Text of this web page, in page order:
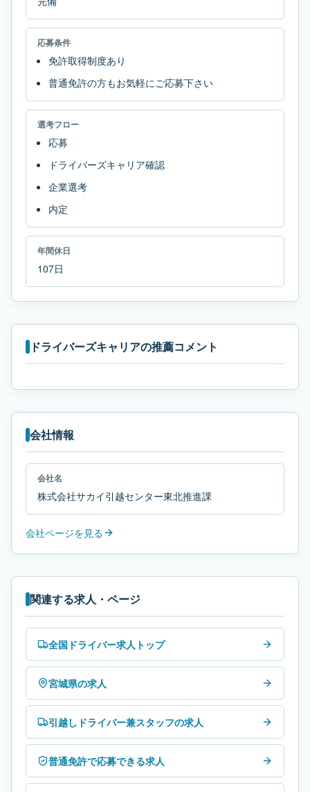
応募条件
免許取得制度あり
普通免許の方もお気軽にご応募下さい
選考フロー
応募
ドライバーズキャリア確認
企業選考
内定
年間休日
107日
ドライバーズキャリアの推薦コメント
会社情報
会社名
株式会社サカイ引越センター東北推進課
会社ページを見る
関連する求人・ページ
全国ドライバー求人トップ
宮城県の求人
引越しドライバー兼スタッフの求人
普通免許で応募できる求人